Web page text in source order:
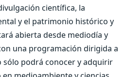
científica, la
y el patrimonio histórico y
abierta desde mediodía y
una programación dirigida a
sólo podrá conocer y adquirir